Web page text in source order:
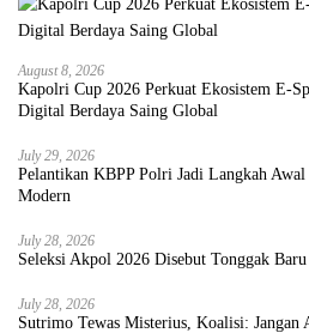
August 8, 2026
Kapolri Cup 2026 Perkuat Ekosistem E-
Digital Berdaya Saing Global
July 29, 2026
Pelantikan KBPP Polri Jadi Langkah
Modern
July 28, 2026
Seleksi Akpol 2026 Disebut Tonggak
July 28, 2026
Sutrimo Tewas Misterius, Koalisi: Jangan